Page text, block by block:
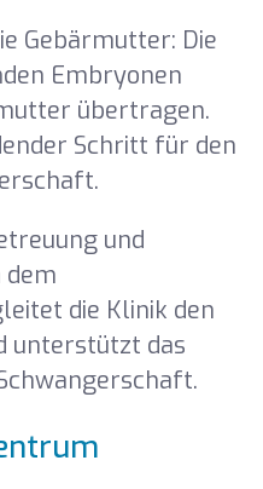
Gebärmutter: Die
Embryonen
übertragen.
Schritt für den
und
dem
die Klinik den
unterstützt das